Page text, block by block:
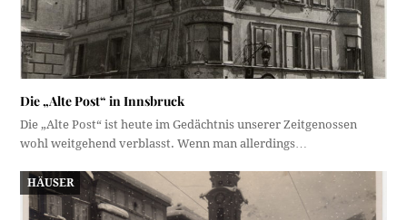
Die „Alte Post“ in Innsbruck
Die „Alte Post“ ist heute im Gedächtnis unserer Zeitgenossen
wohl weitgehend verblasst. Wenn man allerdings…
HÄUSER